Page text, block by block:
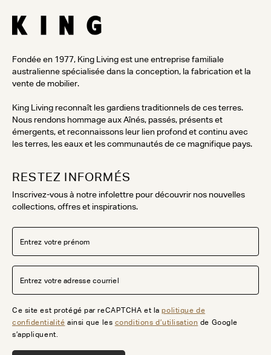
Fondée en 1977, King Living est une entreprise familiale
australienne spécialisée dans la conception, la fabrication et la
vente de mobilier.
King Living reconnaît les gardiens traditionnels de ces terres.
Nous rendons hommage aux Aînés, passés, présents et
émergents, et reconnaissons leur lien profond et continu avec
les terres, les eaux et les communautés de ce magnifique pays.
RESTEZ INFORMÉS
Inscrivez-vous à notre infolettre pour découvrir nos nouvelles
collections, offres et inspirations.
Ce site est protégé par reCAPTCHA et lapolitique de
confidentialité ainsi que les conditions d’utilisation de Google
s’appliquent.